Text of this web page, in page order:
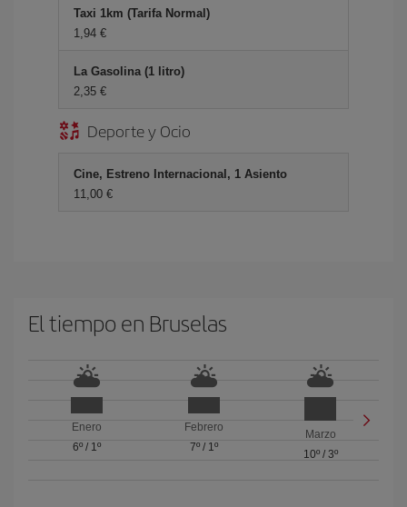
Taxi 1km (Tarifa Normal)
1,94 €
La Gasolina (1 litro)
2,35 €
Deporte y Ocio
Cine, Estreno Internacional, 1 Asiento
11,00 €
El tiempo en Bruselas
Enero
6º/ 1º
Febrero
7º/ 1º
Marzo
10º/ 3º